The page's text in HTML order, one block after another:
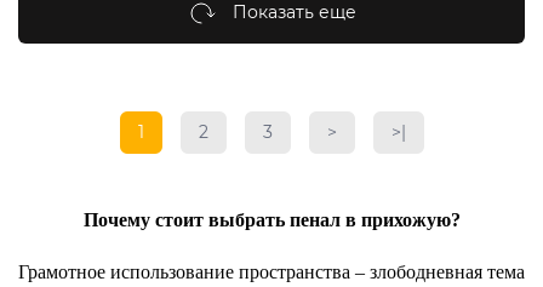
Показать еще
1 2 3 > >|
Почему стоит выбрать пенал в прихожую?
Грамотное использование пространства – злободневная тема